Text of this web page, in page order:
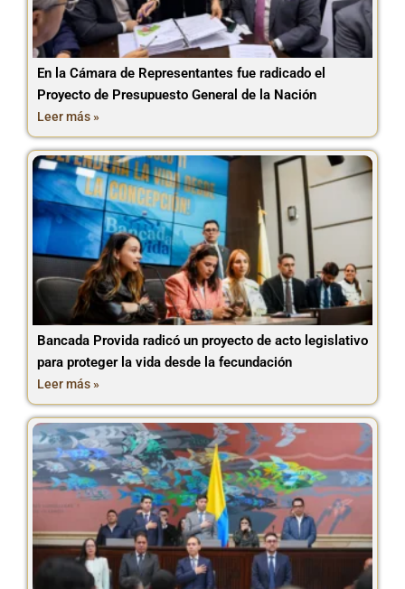
En la Cámara de Representantes fue radicado el
Proyecto de Presupuesto General de la Nación
Leer más »
Bancada Provida radicó un proyecto de acto legislativo
para proteger la vida desde la fecundación
Leer más »